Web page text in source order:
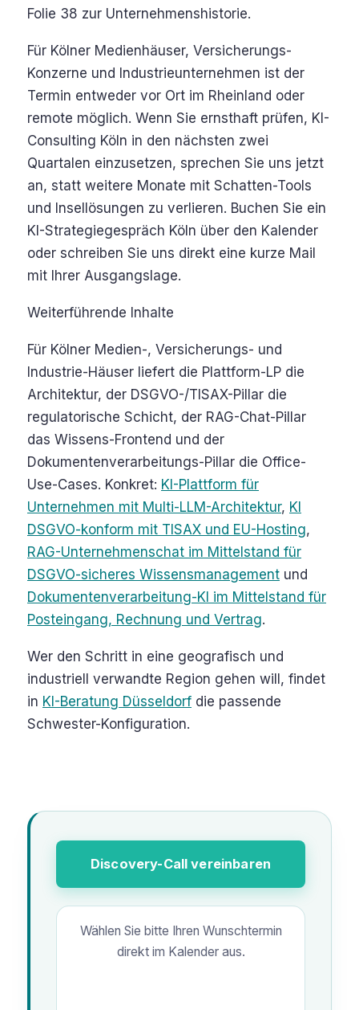
Folie 38 zur Unternehmenshistorie.
Für Kölner Medienhäuser, Versicherungs-
Konzerne und Industrieunternehmen ist der
Termin entweder vor Ort im Rheinland oder
remote möglich. Wenn Sie ernsthaft prüfen, KI-
Consulting Köln in den nächsten zwei
Quartalen einzusetzen, sprechen Sie uns jetzt
an, statt weitere Monate mit Schatten-Tools
und Insellösungen zu verlieren. Buchen Sie ein
KI-Strategiegespräch Köln über den Kalender
oder schreiben Sie uns direkt eine kurze Mail
mit Ihrer Ausgangslage.
Weiterführende Inhalte
Für Kölner Medien-, Versicherungs- und
Industrie-Häuser liefert die Plattform-LP die
Architektur, der DSGVO-/TISAX-Pillar die
regulatorische Schicht, der RAG-Chat-Pillar
das Wissens-Frontend und der
Dokumentenverarbeitungs-Pillar die Office-
Use-Cases. Konkret: KI-Plattform für
Unternehmen mit Multi-LLM-Architektur, KI
DSGVO-konform mit TISAX und EU-Hosting,
RAG-Unternehmenschat im Mittelstand für
DSGVO-sicheres Wissensmanagement und
Dokumentenverarbeitung-KI im Mittelstand für
Posteingang, Rechnung und Vertrag.
Wer den Schritt in eine geografisch und
industriell verwandte Region gehen will, findet
in KI-Beratung Düsseldorf die passende
Schwester-Konfiguration.
Discovery-Call vereinbaren
Wählen Sie bitte Ihren Wunschtermin
direkt im Kalender aus.